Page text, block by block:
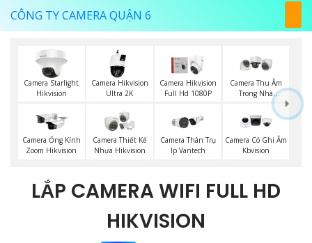
CÔNG TY CAMERA QUẬN 6
Camera Starlight
Hikvision
Camera Hikvision
Ultra 2K
Camera Hikvision
Full Hd 1080P
Camera Thu Âm
Trong Nhà
Camera Ống Kính
Zoom Hikvision
Camera Thiết Kế
Nhựa Hikvision
Camera Thân Trụ
Ip Vantech
Camera Có Ghi Âm
Kbvision
LẮP CAMERA WIFI FULL HD
HIKVISION